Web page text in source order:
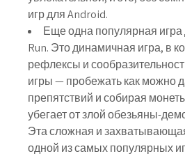
игр для Android.
Еще одна популярная
Run. Это динамичная игра, в
рефлексы и
игры — пробежать как можно
препятствий и собирая
убегает от злой обезьяны-
Эта сложная и
одной из самых популярных